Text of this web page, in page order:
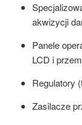
akwizycji
Panele
LCD i
Regulatory
Zasilacze